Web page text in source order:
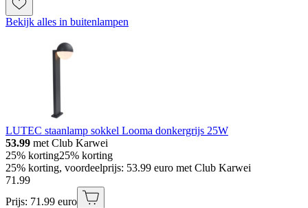
Bekijk alles in buitenlampen
LUTEC staanlamp sokkel Looma donkergrijs 25W
53.99 met Club Karwei
25% korting25% korting
25% korting, voordeelprijs: 53.99 euro met Club Karwei
71 .99
Prijs: 71.99 euro